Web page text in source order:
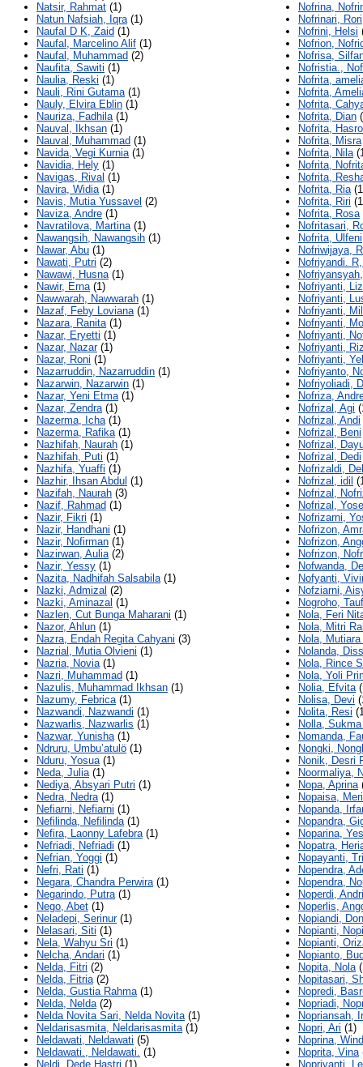
Natsir, Rahmat (1)
Natun Nafsiah, Iqra(1)
Naufal D K, Zaid (1)
Naufal, Marcelino Alif (1)
Naufal, Muhammad (2)
Naufita, Sawiti (1)
Naulia, Reski (1)
Nauli, Rini Gutama(1)
Nauly, Elvira Eblin (1)
Nauriza, Fadhila(1)
Nauval, Ikhsan (1)
Nauval, Muhammad (1)
Navida, Vegi Kurnia(1)
Navidia, Hely (1)
Navigas, Rival (1)
Navira, Widia(1)
Navis, Mutia Yussavel (2)
Naviza, Andre (1)
Navratilova, Martina(1)
Nawangsih, Nawangsih (1)
Nawar, Abu (1)
Nawati, Putri (2)
Nawawi, Husna(1)
Nawir, Erna(1)
Nawwarah, Nawwarah (1)
Nazaf, Feby Loviana(1)
Nazara, Ranita(1)
Nazar, Eryetti (1)
Nazar, Nazar(1)
Nazar, Roni (1)
Nazarruddin, Nazarruddin (1)
Nazarwin, Nazarwin (1)
Nazar, Yeni Etma(1)
Nazar, Zendra(1)
Nazerma, Icha(1)
Nazerma, Rafika(1)
Nazhifah, Naurah (1)
Nazhifah, Puti (1)
Nazhifa, Yuaffi (1)
Nazhir, Ihsan Abdul (1)
Nazifah, Naurah (3)
Nazif, Rahmad (1)
Nazir, Fikri (1)
Nazir, Handhani (1)
Nazir, Nofirman (1)
Nazirwan, Aulia(2)
Nazir, Yessy (1)
Nazita, Nadhifah Salsabila(1)
Nazki, Admizal (2)
Nazki, Aminazal (1)
Nazlen, Cut Bunga Maharani (1)
Nazor, Ahlun (1)
Nazra, Endah Regita Cahyani (3)
Nazrial, Mutia Olvieni (1)
Nazria, Novia(1)
Nazri, Muhammad (1)
Nazulis, Muhammad Ikhsan (1)
Nazumy, Febrica(1)
Nazwandi, Nazwandi (1)
Nazwarlis, Nazwarlis (1)
Nazwar, Yunisha(1)
Ndruru, Umbu’atulö (1)
Nduru, Yosua(1)
Neda, Julia(1)
Nediya, Absyari Putri (1)
Nedra, Nedra(1)
Nefiarni, Nefiarni (1)
Nefilinda, Nefilinda(1)
Nefira, Laonny Lafebra(1)
Nefriadi, Nefriadi (1)
Nefrian, Yoggi (1)
Nefri, Rati (1)
Negara, Chandra Perwira(1)
Negarindo, Putra(1)
Nego, Abet (1)
Neladepi, Serinur(1)
Nelasari, Siti (1)
Nela, Wahyu Sri (1)
Nelcha, Andari (1)
Nelda, Fitri (2)
Nelda, Fitria(2)
Nelda, Gustia Rahma(1)
Nelda, Nelda(2)
Nelda Novita Sari, Nelda Novita(1)
Neldarisasmita, Neldarisasmita(1)
Neldawati, Neldawati (5)
Neldawati., Neldawati. (1)
Neldi, Dede Hastri (1)
Nofrina,
Nofrinari, Rori
Nofrini, Helsi
Nofrion,
Nofrisa,
Nofristia.,
Nofrita,
Nofrita,
Nofrita,
Nofrita, Dian
Nofrita,
Nofrita, Misra
Nofrita, Nila
Nofrita,
Nofrita,
Nofrita, Ria
Nofrita, Riri
Nofrita, Rosa
Nofritasari,
Nofrita, Ulfeni
Nofriwijaya,
Nofriyandi.
Nofriyanti,
Nofriyanti,
Nofriyanti,
Nofriyanti,
Nofriyanti,
Nofriyanti,
Nofriyanti,
Nofriyanto,
Nofriyoliadi,
Nofriza,
Nofrizal, Agi
Nofrizal, Andi
Nofrizal, Beni
Nofrizal,
Nofrizal, Dedi
Nofrizaldi,
Nofrizal, idil
Nofrizal,
Nofrizal,
Nofrizarni,
Nofrizon,
Nofrizon,
Nofrizon,
Nofwanda,
Nofyanti,
Nofziarni,
Nogroho,
Nola, Feri
Nola, Mitri
Nola,
Nolanda,
Nola, Rince
Nola, Yoli
Nolia, Efvita
Nolisa, Devi
Nolita, Resi
Nolla,
Nomanda,
Nongki,
Nonik, Desri
Noormaliya,
Nopa, Aprina
Nopaisa,
Nopanda,
Nopandra,
Noparina,
Nopatra,
Nopayanti,
Nopendra,
Nopendra,
Noperdi, Andri
Noperlis,
Nopiandi,
Nopianti,
Nopianti,
Nopianto,
Nopita, Nola
Nopitasari,
Nopredi,
Nopriadi,
Nopriansah,
Nopri, Ari (1)
Noprina,
Noprita, Vina
Nopriyanti,